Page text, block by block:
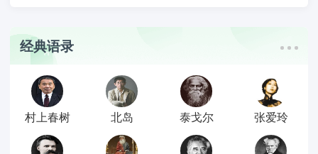
经典语录
村上春树 北岛 泰戈尔 张爱玲